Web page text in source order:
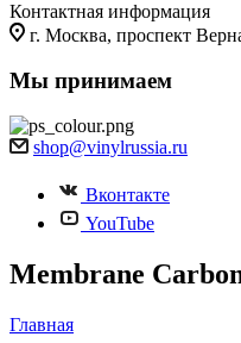
Контактная информация
г. Москва, проспект
Мы принимаем
shop@vinylrussia.ru
Вконтакте
YouTube
Membrane
Главная